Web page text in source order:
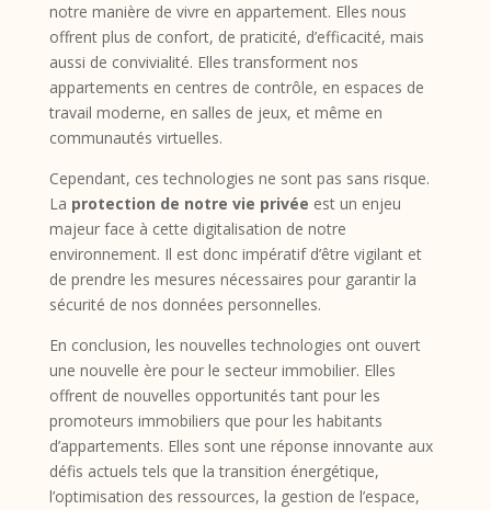
notre manière de vivre en appartement. Elles nous
offrent plus de confort, de praticité, d’efficacité, mais
aussi de convivialité. Elles transforment nos
appartements en centres de contrôle, en espaces de
travail moderne, en salles de jeux, et même en
communautés virtuelles.
Cependant, ces technologies ne sont pas sans risque.
La protection de notre vie privée est un enjeu
majeur face à cette digitalisation de notre
environnement. Il est donc impératif d’être vigilant et
de prendre les mesures nécessaires pour garantir la
sécurité de nos données personnelles.
En conclusion, les nouvelles technologies ont ouvert
une nouvelle ère pour le secteur immobilier. Elles
offrent de nouvelles opportunités tant pour les
promoteurs immobiliers que pour les habitants
d’appartements. Elles sont une réponse innovante aux
défis actuels tels que la transition énergétique,
l’optimisation des ressources, la gestion de l’espace,